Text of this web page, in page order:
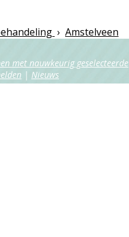
› Amstelveen
met nauwkeurig geselecteerde
| Nieuws